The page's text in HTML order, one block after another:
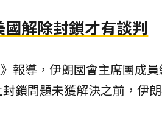
解除封鎖才有談判
報導，伊朗國會主席團成
鎖問題未獲解決之前，伊